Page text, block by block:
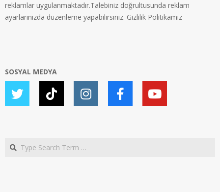
reklamlar uygulanmaktadır.Talebiniz doğrultusunda reklam
ayarlarınızda düzenleme yapabilirsiniz. Gizlilik Politikamız
SOSYAL MEDYA
Search